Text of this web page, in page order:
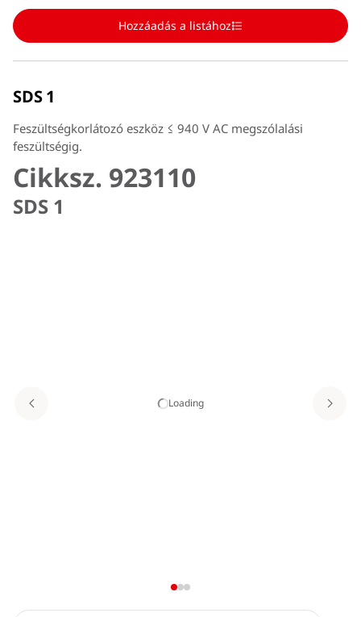
Hozzáadás a listához
SDS 1
Feszültségkorlátozó eszköz ≤ 940 V AC megszólalási
feszültségig.
Cikksz. 923110
SDS 1
Loading